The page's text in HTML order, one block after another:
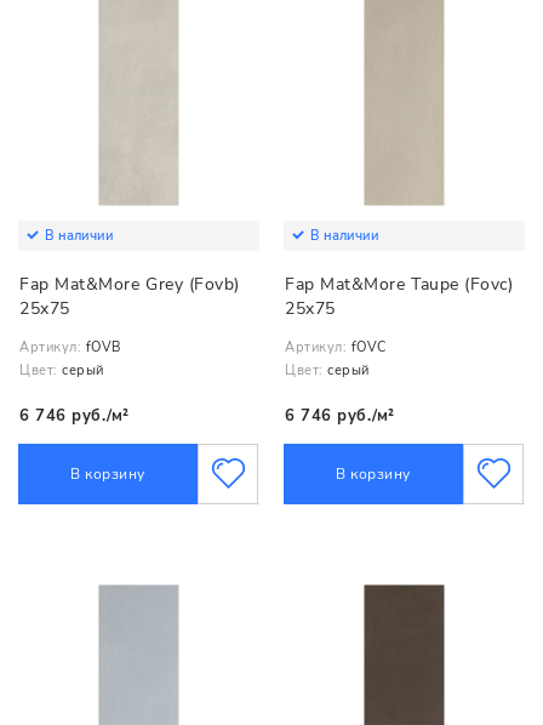
В наличии
Fap Mat&More Grey (Fovb)
25x75
Артикул: fOVB
Цвет: серый
6 746 руб./м²
В корзину
В наличии
Fap Mat&More Taupe (Fovc)
25x75
Артикул: fOVC
Цвет: серый
6 746 руб./м²
В корзину